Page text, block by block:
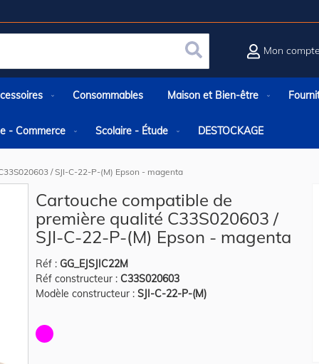
Rechercher
Mon compte
Consommables Maison et Bien-être
- Commerce Scolaire - Étude DESTOCKAGE
/ SJI-C-22-P-(M) Epson - magenta
Cartouche compatible de
première qualité C33S020603 /
SJI-C-22-P-(M) Epson - magenta
Réf : GG_EJSJIC22M
Réf constructeur : C33S020603
Modèle constructeur : SJI-C-22-P-(M)